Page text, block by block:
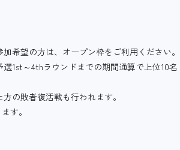
希望の方は、オープン枠をご利用ください。
1st～4thラウンドまでの期間通算で上位10名
の敗者復活戦も行われます。
す。